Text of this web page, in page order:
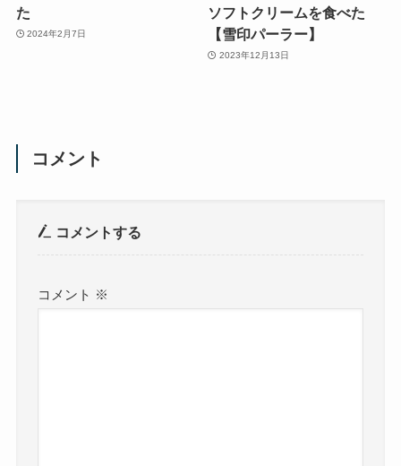
た
2024年2月7日
ソフトクリームを食べた
【雪印パーラー】
2023年12月13日
コメント
コメントする
コメント ※